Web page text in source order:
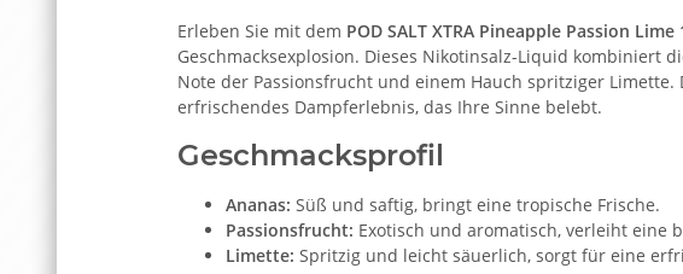
Erleben Sie mit dem POD SALT XTRA Pineapple Passion
Geschmacksexplosion. Dieses Nikotinsalz-Liquid kombiniert
Note der Passionsfrucht und einem Hauch spritziger
erfrischendes Dampferlebnis, das Ihre Sinne belebt.
Geschmacksprofil
Ananas: Süß und saftig, bringt eine tropische Frische.
Passionsfrucht: Exotisch und aromatisch, verleiht eine
Limette: Spritzig und leicht säuerlich, sorgt für eine